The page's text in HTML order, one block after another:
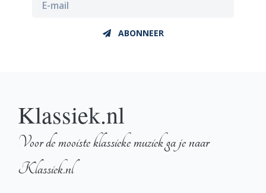
ABONNEER
Klassiek.nl
Voor de mooiste klassieke muziek ga je naar
Klassiek.nl